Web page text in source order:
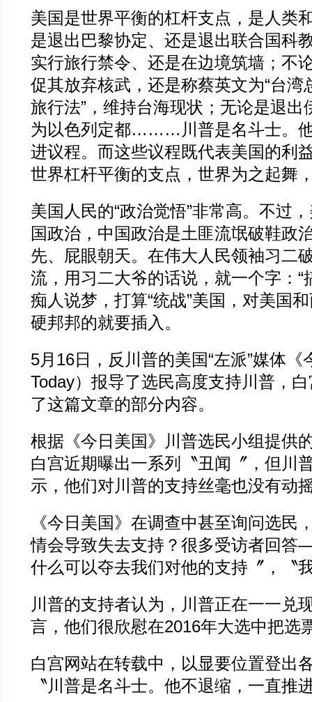
美国是世界平衡的杠杆支点，是人类
是退出巴黎协定、还是退出联合国科
实行旅行禁令、还是在边境筑墙；不
促其放弃核武，还是称蔡英文为“台湾
旅行法”，维持台海现状；无论是退出
为以色列定都………川普是名斗士。
进议程。而这些议程既代表美国的利
世界杠杆平衡的支点，世界为之起舞
美国人民的“政治觉悟”非常高。不过
国政治，中国政治是土匪流氓破鞋政
先、屁眼朝天。在伟大人民领袖习二
流，用习二大爷的话说，就一个字：“
痴人说梦，打算“统战”美国，对美国
硬邦邦的就要插入。
5月16日，反川普的美国“左派”媒体《
Today）报导了选民高度支持川普，
了这篇文章的部分内容。
根据《今日美国》川普选民小组提供
白宫近期曝出一系列〝丑闻〞，但川
示，他们对川普的支持丝毫也没有动
《今日美国》在调查中甚至询问选民
情会导致失去支持？很多受访者回
什么可以夺去我们对他的支持〞，〝
川普的支持者认为，川普正在一一兑
言，他们很欣慰在2016年大选中把选
白宫网站在转载中，以显要位置登出
〝川普是名斗士。他不退缩，一直推